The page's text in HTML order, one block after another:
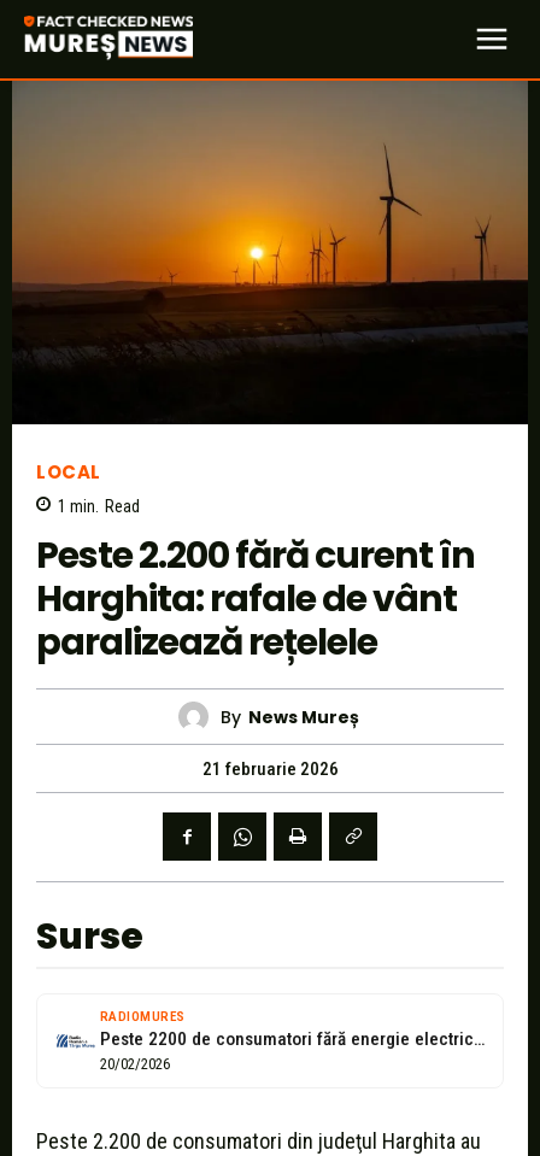
LOCAL
1 min. Read
Peste 2.200 fără curent în
Harghita: rafale de vânt
paralizează rețelele
By News Mureș
21 februarie 2026
Surse
RADIOMURES
Peste 2200 de consumatori fără energie electrică, în Harghita
20/02/2026
Peste 2.200 de consumatori din judeţul Harghita au